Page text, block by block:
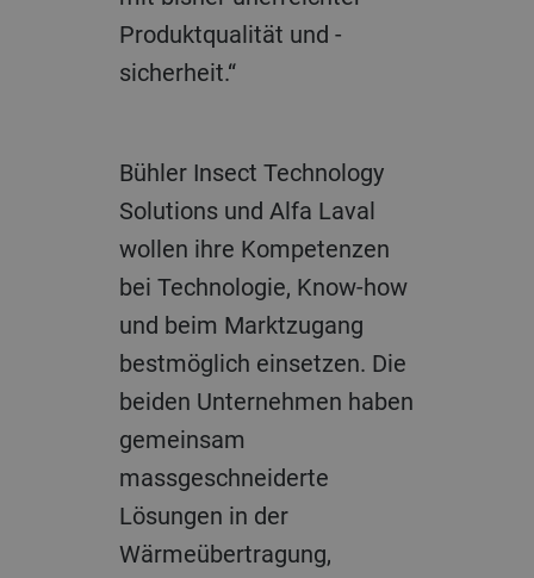
Produktqualität und -
sicherheit.“
Bühler Insect Technology
Solutions und Alfa Laval
wollen ihre Kompetenzen
bei Technologie, Know-how
und beim Marktzugang
bestmöglich einsetzen. Die
beiden Unternehmen haben
gemeinsam
massgeschneiderte
Lösungen in der
Wärmeübertragung,